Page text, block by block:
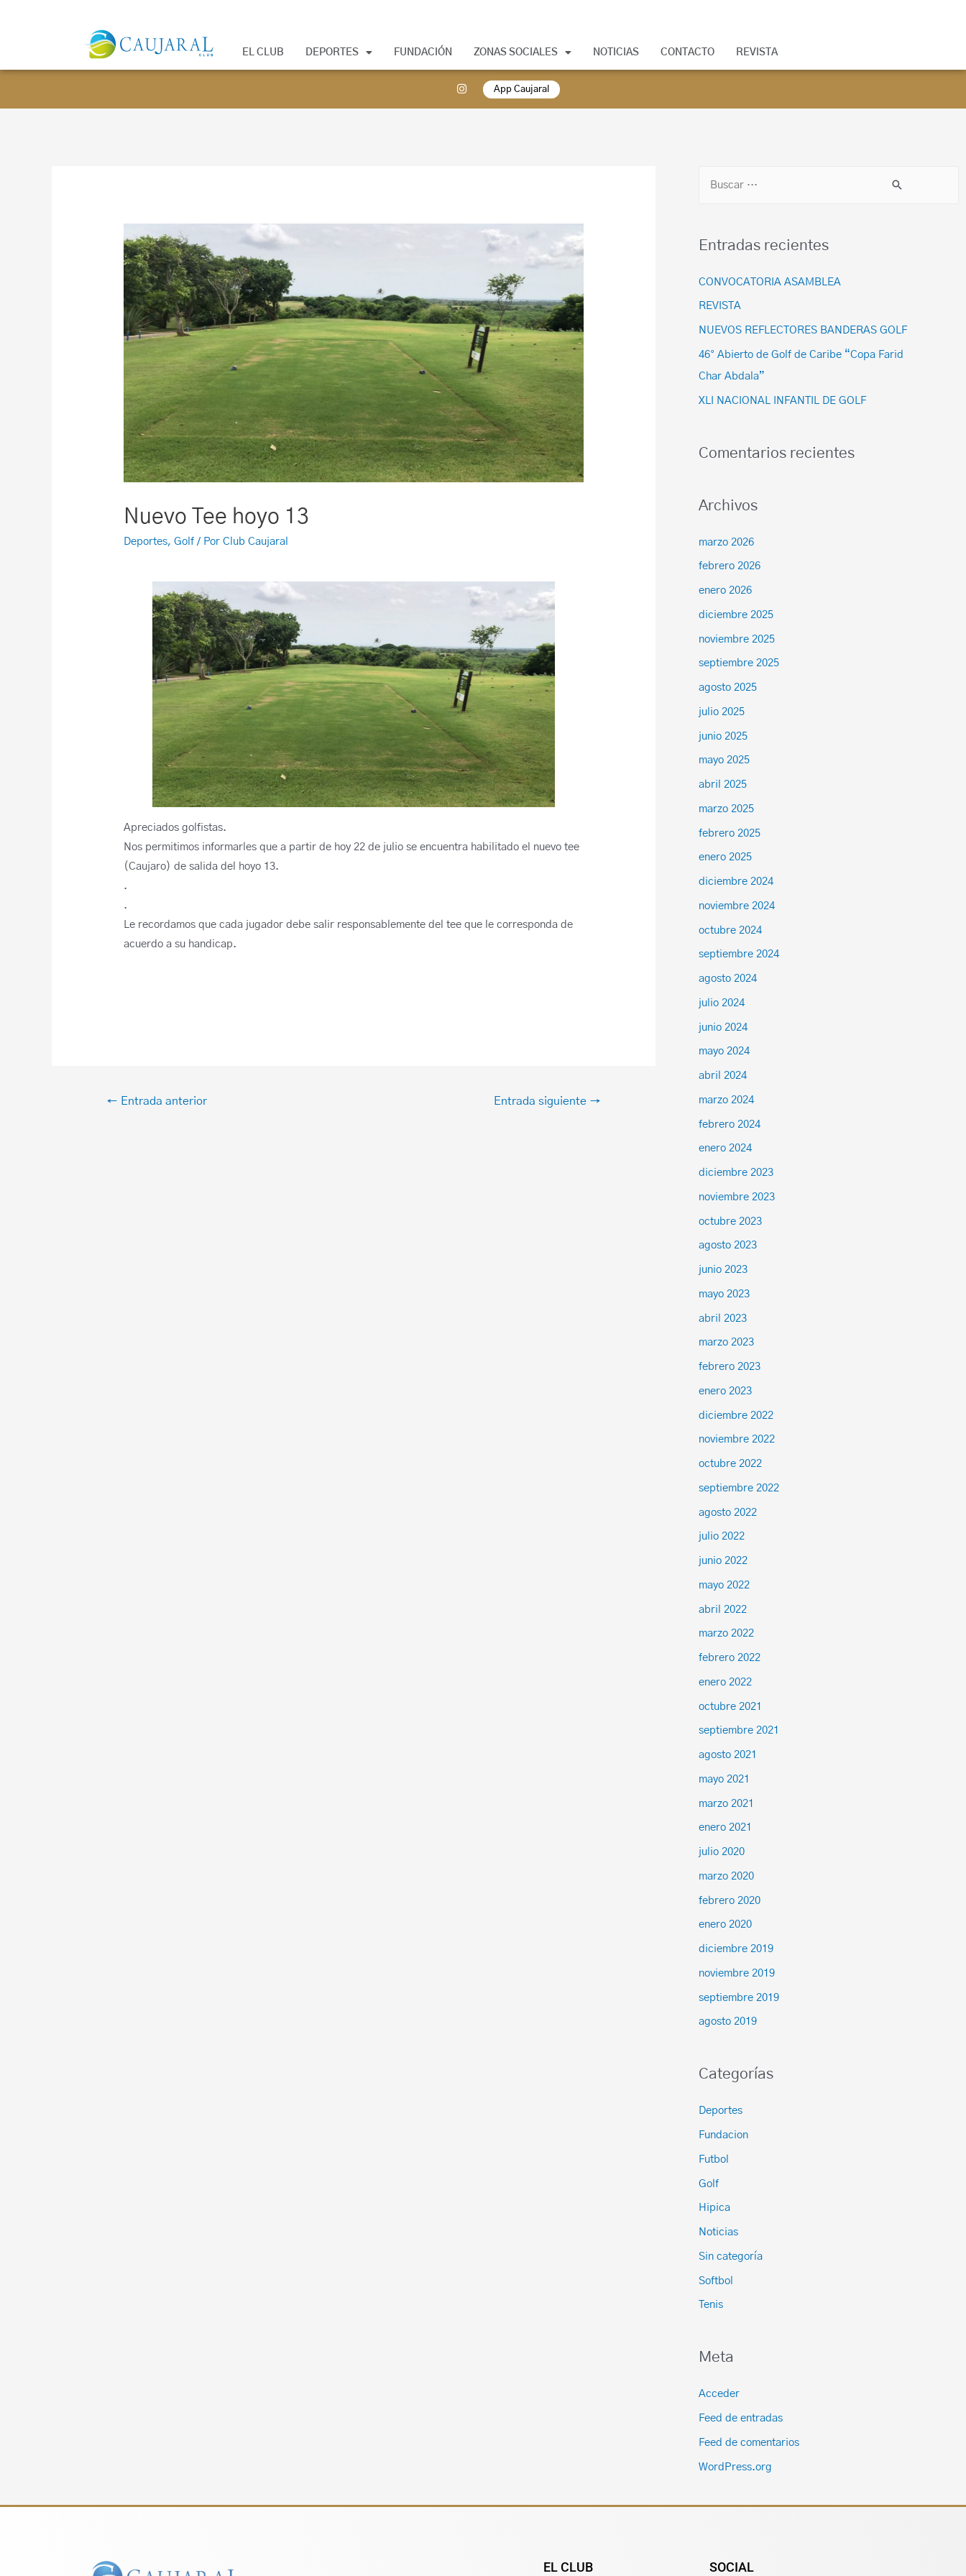
EL CLUB DEPORTES FUNDACIÓN ZONAS SOCIALES NOTICIAS CONTACTO REVISTA
App Caujaral
Nuevo Tee hoyo 13
Deportes,Golf / PorClub Caujaral
Apreciados golfistas.
Nos permitimos informarles que a partir de hoy 22 de julio se encuentra habilitado el nuevo tee
(Caujaro) de salida del hoyo 13.
.
.
Le recordamos que cada jugador debe salir responsablemente del tee que le corresponda de
acuerdo a su handicap.
← Entrada anterior Entrada siguiente →
Entradas recientes
CONVOCATORIA ASAMBLEA
REVISTA
NUEVOS REFLECTORES BANDERAS GOLF
46° Abierto de Golf de Caribe “Copa Farid
Char Abdala”
XLI NACIONAL INFANTIL DE GOLF
Comentarios recientes
Archivos
marzo 2026
febrero 2026
enero 2026
diciembre 2025
noviembre 2025
septiembre 2025
agosto 2025
julio 2025
junio 2025
mayo 2025
abril 2025
marzo 2025
febrero 2025
enero 2025
diciembre 2024
noviembre 2024
octubre 2024
septiembre 2024
agosto 2024
julio 2024
junio 2024
mayo 2024
abril 2024
marzo 2024
febrero 2024
enero 2024
diciembre 2023
noviembre 2023
octubre 2023
agosto 2023
junio 2023
mayo 2023
abril 2023
marzo 2023
febrero 2023
enero 2023
diciembre 2022
noviembre 2022
octubre 2022
septiembre 2022
agosto 2022
julio 2022
junio 2022
mayo 2022
abril 2022
marzo 2022
febrero 2022
enero 2022
octubre 2021
septiembre 2021
agosto 2021
mayo 2021
marzo 2021
enero 2021
julio 2020
marzo 2020
febrero 2020
enero 2020
diciembre 2019
noviembre 2019
septiembre 2019
agosto 2019
Categorías
Deportes
Fundacion
Futbol
Golf
Hipica
Noticias
Sin categoría
Softbol
Tenis
Meta
Acceder
Feed de entradas
Feed de comentarios
WordPress.org
EL CLUB SOCIAL